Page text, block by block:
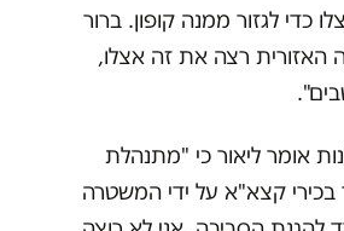
כדי לגזור ממנה קופון. ברור
רצה את זה אצלו,
אומר ליאור כי "מתנהלת
בכירי קצא"א על ידי המשטרה